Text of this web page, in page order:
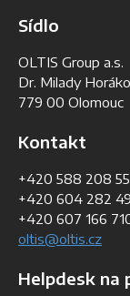
Sídlo
OLTIS Group a.s.
Dr. Milady
779 00 Olomouc
Kontakt
+420 588 208
+420 604 282
+420 607 166
oltis@oltis.cz
Helpdesk na